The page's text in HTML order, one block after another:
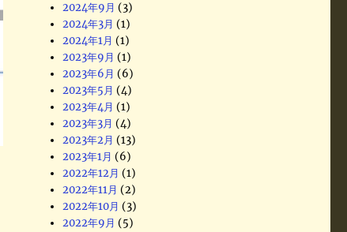
2024年9月 (3)
2024年3月 (1)
2024年1月 (1)
2023年9月 (1)
2023年6月 (6)
2023年5月 (4)
2023年4月 (1)
2023年3月 (4)
2023年2月 (13)
2023年1月 (6)
2022年12月 (1)
2022年11月 (2)
2022年10月 (3)
2022年9月 (5)